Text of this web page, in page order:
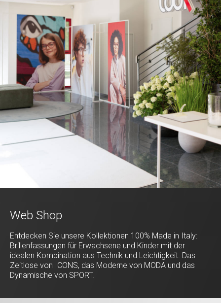
Web Shop
Entdecken Sie unsere Kollektionen 100% Made in Italy:
Brillenfassungen für Erwachsene und Kinder mit der
idealen Kombination aus Technik und Leichtigkeit. Das
Zeitlose von ICONS, das Moderne von MODA und das
Dynamische von SPORT.